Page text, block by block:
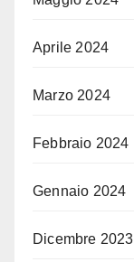
Aprile 2024
Marzo 2024
Febbraio 2024
Gennaio 2024
Dicembre 2023